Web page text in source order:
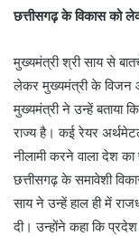
छत्तीसगढ़ के विकास को
मुख्यमंत्री श्री साय से
लेकर मुख्यमंत्री के विजन
मुख्यमंत्री ने उन्हें बताया
राज्य है। कई रेयर
नीलामी करने वाला देश
छत्तीसगढ़ के समावेशी
साय ने उन्हें हाल ही में
दी। उन्होंने कहा कि